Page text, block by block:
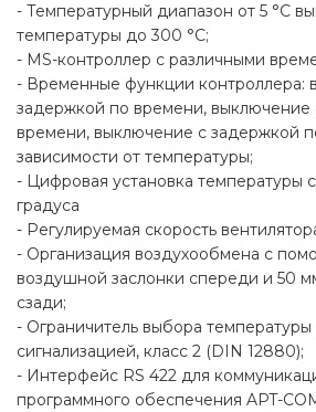
- Температурный диапазон от 5 °C
температуры до 300 °C;
- MS-контроллер с различными
- Временные функции контроллера:
задержкой по времени, выключение
времени, выключение с задержкой
зависимости от температуры;
- Цифровая установка температуры
градуса
- Регулируемая скорость
- Организация воздухообмена с
воздушной заслонки спереди и 50
сзади;
- Ограничитель выбора температуры
сигнализацией, класс 2 (DIN 12880);
- Интерфейс RS 422 для
программного обеспечения APT-